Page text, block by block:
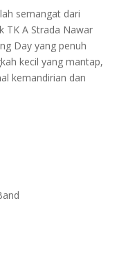
semangat dari
TK A Strada Nawar
Day yang penuh
kecil yang mantap,
kemandirian dan